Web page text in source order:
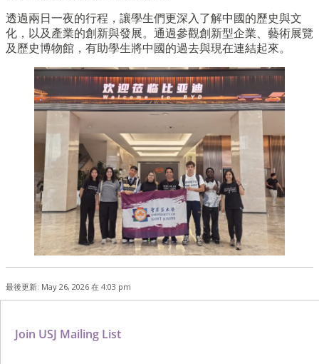
透過兩日一夜的行程，讓學生們更深入了解中國的歷史與文
化，以及產業的創新與發展。通過參觀創新型企業、藝術展覽
及歷史博物館，有助學生將中國的過去與現在連結起來。
最後更新: May 26, 2026 在 4:03 pm
Join USJ Mailing List